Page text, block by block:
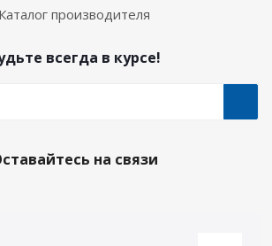
Каталог производителя
всегда в курсе!
на связи